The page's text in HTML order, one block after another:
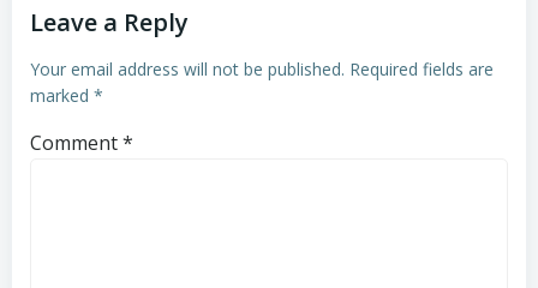
Leave a Reply
Your email address will not be published. Required fields are
marked *
Comment*